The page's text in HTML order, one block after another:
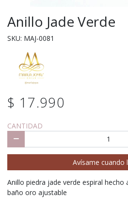
Anillo Jade Verde
SKU: MAJ-0081
$ 17.990
CANTIDAD
Avísame cuando
Anillo piedra jade verde espiral
baño oro ajustable